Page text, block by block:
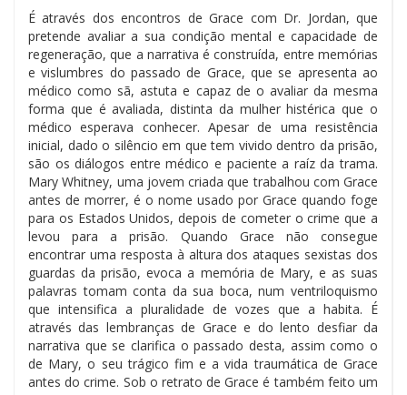
É através dos encontros de Grace com Dr. Jordan, que
pretende avaliar a sua condição mental e capacidade de
regeneração, que a narrativa é construída, entre memórias
e vislumbres do passado de Grace, que se apresenta ao
médico como sã, astuta e capaz de o avaliar da mesma
forma que é avaliada, distinta da mulher histérica que o
médico esperava conhecer. Apesar de uma resistência
inicial, dado o silêncio em que tem vivido dentro da prisão,
são os diálogos entre médico e paciente a raíz da trama.
Mary Whitney, uma jovem criada que trabalhou com Grace
antes de morrer, é o nome usado por Grace quando foge
para os Estados Unidos, depois de cometer o crime que a
levou para a prisão. Quando Grace não consegue
encontrar uma resposta à altura dos ataques sexistas dos
guardas da prisão, evoca a memória de Mary, e as suas
palavras tomam conta da sua boca, num ventriloquismo
que intensifica a pluralidade de vozes que a habita. É
através das lembranças de Grace e do lento desfiar da
narrativa que se clarifica o passado desta, assim como o
de Mary, o seu trágico fim e a vida traumática de Grace
antes do crime. Sob o retrato de Grace é também feito um